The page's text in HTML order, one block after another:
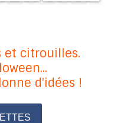
et citrouilles.
d'idées !